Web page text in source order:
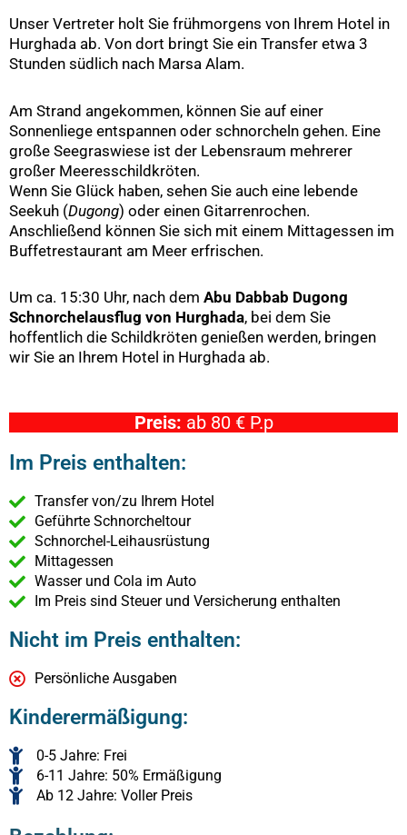
Unser Vertreter holt Sie frühmorgens von Ihrem Hotel in
Hurghada ab. Von dort bringt Sie ein Transfer etwa 3
Stunden südlich nach Marsa Alam.
Am Strand angekommen, können Sie auf einer
Sonnenliege entspannen oder schnorcheln gehen. Eine
große Seegraswiese ist der Lebensraum mehrerer
großer Meeresschildkröten.
Wenn Sie Glück haben, sehen Sie auch eine lebende
Seekuh (Dugong) oder einen Gitarrenrochen.
Anschließend können Sie sich mit einem Mittagessen im
Buffetrestaurant am Meer erfrischen.
Um ca. 15:30 Uhr, nach dem Abu Dabbab Dugong
Schnorchelausflug von Hurghada, bei dem Sie
hoffentlich die Schildkröten genießen werden, bringen
wir Sie an Ihrem Hotel in Hurghada ab.
Preis: ab 80 € P.p
Im Preis enthalten:
Transfer von/zu Ihrem Hotel
Geführte Schnorcheltour
Schnorchel-Leihausrüstung
Mittagessen
Wasser und Cola im Auto
Im Preis sind Steuer und Versicherung enthalten
Nicht im Preis enthalten:
Persönliche Ausgaben
Kinderermäßigung:
0-5 Jahre: Frei
6-11 Jahre: 50% Ermäßigung
Ab 12 Jahre: Voller Preis